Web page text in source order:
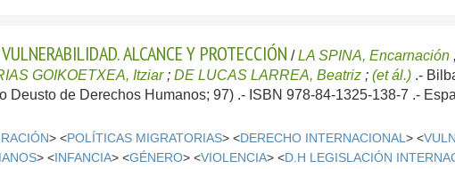
ALCANCE Y PROTECCIÓN /LA SPINA, Encarnación
GOIKOETXEA, Itziar;DE LUCAS LARREA, Beatriz ;(et ál.) .-
Deusto de Derechos Humanos; 97) .- ISBN 978-84-1325-138-7 .-
> <POLÍTICAS MIGRATORIAS> <DERECHO INTERNACIONAL> <
> <INFANCIA> <GÉNERO> <VIOLENCIA> <D.H LEGISLACIÓN